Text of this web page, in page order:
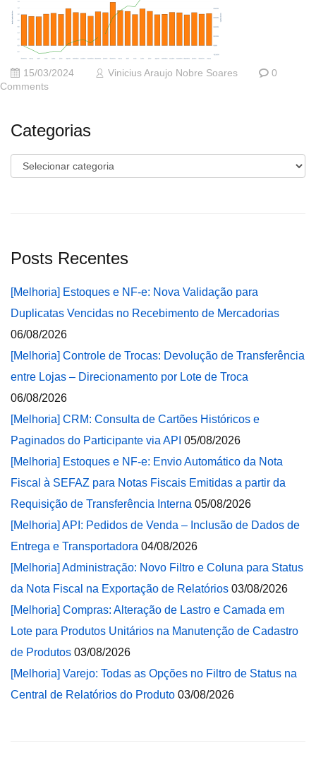
15/03/2024 Vinicius Araujo Nobre Soares
0
Comments
Categorias
Categorias
Posts Recentes
[Melhoria] Estoques e NF-e: Nova Validação para
Duplicatas Vencidas no Recebimento de Mercadorias
06/08/2026
[Melhoria] Controle de Trocas: Devolução de Transferência
entre Lojas – Direcionamento por Lote de Troca
06/08/2026
[Melhoria] CRM: Consulta de Cartões Históricos e
Paginados do Participante via API 05/08/2026
[Melhoria] Estoques e NF-e: Envio Automático da Nota
Fiscal à SEFAZ para Notas Fiscais Emitidas a partir da
Requisição de Transferência Interna 05/08/2026
[Melhoria] API: Pedidos de Venda – Inclusão de Dados de
Entrega e Transportadora 04/08/2026
[Melhoria] Administração: Novo Filtro e Coluna para Status
da Nota Fiscal na Exportação de Relatórios 03/08/2026
[Melhoria] Compras: Alteração de Lastro e Camada em
Lote para Produtos Unitários na Manutenção de Cadastro
de Produtos 03/08/2026
[Melhoria] Varejo: Todas as Opções no Filtro de Status na
Central de Relatórios do Produto 03/08/2026